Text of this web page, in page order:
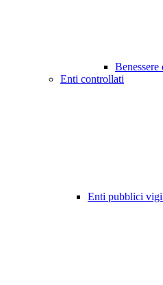
Enti controllati
Enti pubblici